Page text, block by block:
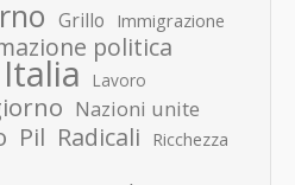
Grillo Immigrazione
politica
Italia
Lavoro
Nazioni unite
Pil Radicali Ricchezza